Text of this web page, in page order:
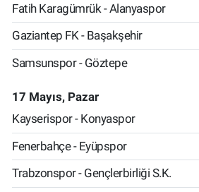
Fatih Karagümrük - Alanyaspor
Gaziantep FK - Başakşehir
Samsunspor - Göztepe
17 Mayıs, Pazar
Kayserispor - Konyaspor
Fenerbahçe - Eyüpspor
Trabzonspor - Gençlerbirliği S.K.